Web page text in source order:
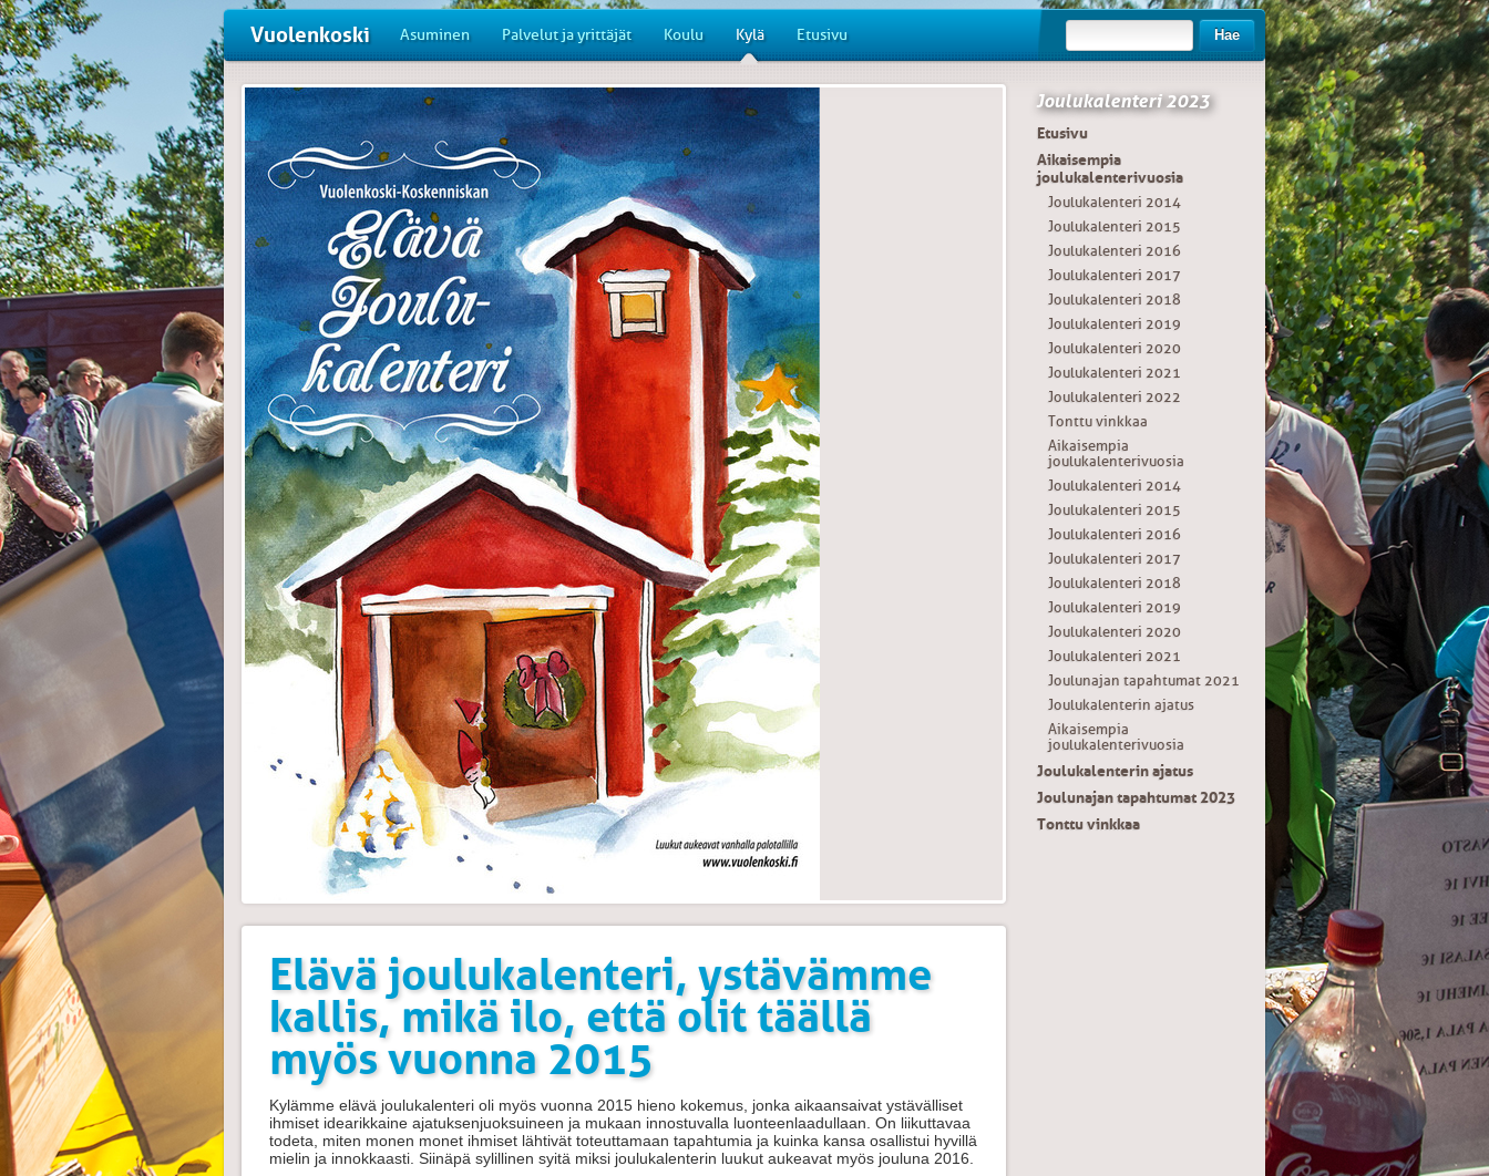
Vuolenkoski Asuminen Palvelut ja yrittäjät Koulu Kylä Etusivu Hae
Elävä joulukalenteri, ystävämme
kallis, mikä ilo, että olit täällä
myös vuonna 2015
Kylämme elävä joulukalenteri oli myös vuonna 2015 hieno kokemus, jonka aikaansaivat ystävälliset
ihmiset idearikkaine ajatuksenjuoksuineen ja mukaan innostuvalla luonteenlaadullaan. On liikuttavaa
todeta, miten monen monet ihmiset lähtivät toteuttamaan tapahtumia ja kuinka kansa osallistui hyvillä
mielin ja innokkaasti. Siinäpä sylillinen syitä miksi joulukalenterin luukut aukeavat myös jouluna 2016.
Joulukalenteri 2023
Etusivu
Aikaisempia
joulukalenterivuosia
Joulukalenteri 2014
Joulukalenteri 2015
Joulukalenteri 2016
Joulukalenteri 2017
Joulukalenteri 2018
Joulukalenteri 2019
Joulukalenteri 2020
Joulukalenteri 2021
Joulukalenteri 2022
Tonttu vinkkaa
Aikaisempia
joulukalenterivuosia
Joulukalenteri 2014
Joulukalenteri 2015
Joulukalenteri 2016
Joulukalenteri 2017
Joulukalenteri 2018
Joulukalenteri 2019
Joulukalenteri 2020
Joulukalenteri 2021
Joulunajan tapahtumat 2021
Joulukalenterin ajatus
Aikaisempia
joulukalenterivuosia
Joulukalenterin ajatus
Joulunajan tapahtumat 2023
Tonttu vinkkaa